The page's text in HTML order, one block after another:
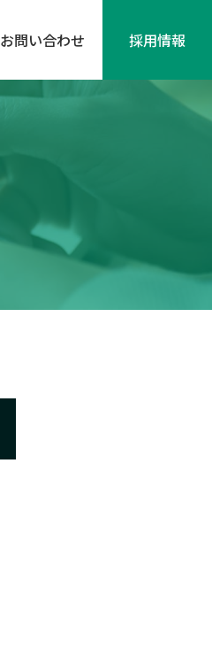
お問い合わせ 採⽤情報